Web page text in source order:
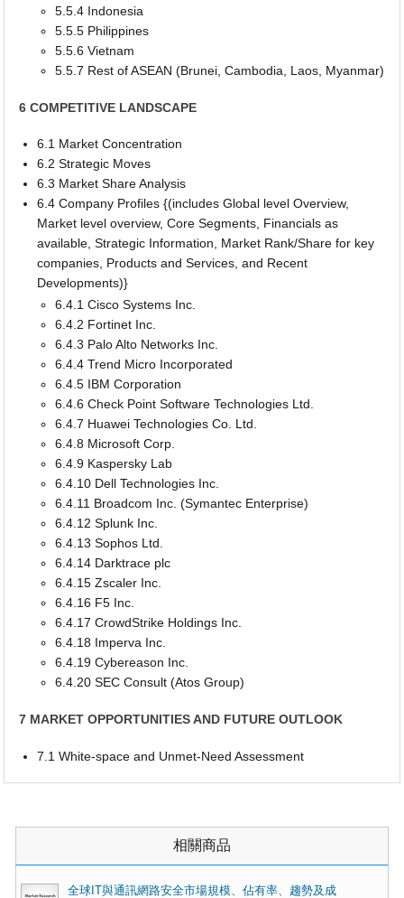
5.5.4 Indonesia
5.5.5 Philippines
5.5.6 Vietnam
5.5.7 Rest of ASEAN (Brunei, Cambodia, Laos, Myanmar)
6 COMPETITIVE LANDSCAPE
6.1 Market Concentration
6.2 Strategic Moves
6.3 Market Share Analysis
6.4 Company Profiles {(includes Global level Overview,
Market level overview, Core Segments, Financials as
available, Strategic Information, Market Rank/Share for key
companies, Products and Services, and Recent
Developments)}
6.4.1 Cisco Systems Inc.
6.4.2 Fortinet Inc.
6.4.3 Palo Alto Networks Inc.
6.4.4 Trend Micro Incorporated
6.4.5 IBM Corporation
6.4.6 Check Point Software Technologies Ltd.
6.4.7 Huawei Technologies Co. Ltd.
6.4.8 Microsoft Corp.
6.4.9 Kaspersky Lab
6.4.10 Dell Technologies Inc.
6.4.11 Broadcom Inc. (Symantec Enterprise)
6.4.12 Splunk Inc.
6.4.13 Sophos Ltd.
6.4.14 Darktrace plc
6.4.15 Zscaler Inc.
6.4.16 F5 Inc.
6.4.17 CrowdStrike Holdings Inc.
6.4.18 Imperva Inc.
6.4.19 Cybereason Inc.
6.4.20 SEC Consult (Atos Group)
7 MARKET OPPORTUNITIES AND FUTURE OUTLOOK
7.1 White-space and Unmet-Need Assessment
相關商品
全球IT與通訊網路安全市場規模、佔有率、趨勢及成